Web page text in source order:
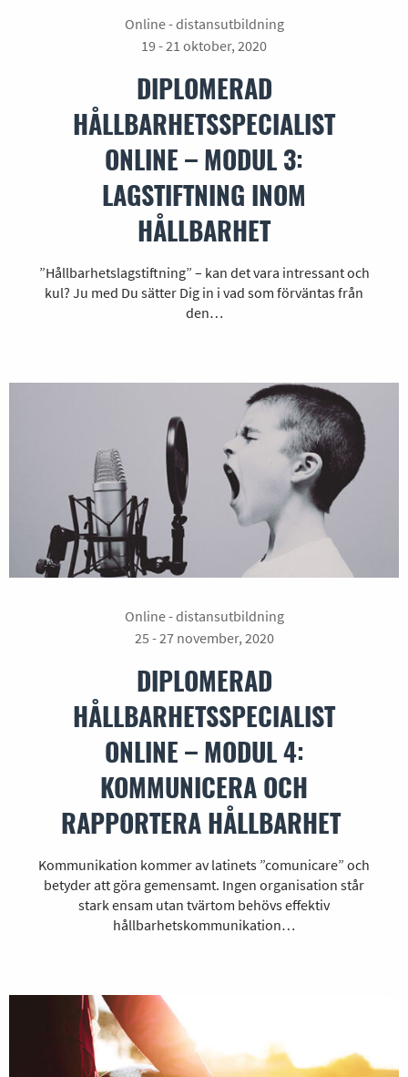
Online - distansutbildning
19 - 21 oktober, 2020
DIPLOMERAD
HÅLLBARHETSSPECIALIST
ONLINE – MODUL 3:
LAGSTIFTNING INOM
HÅLLBARHET
”Hållbarhetslagstiftning” – kan det vara intressant och
kul? Ju med Du sätter Dig in i vad som förväntas från
den…
Online - distansutbildning
25 - 27 november, 2020
DIPLOMERAD
HÅLLBARHETSSPECIALIST
ONLINE – MODUL 4:
KOMMUNICERA OCH
RAPPORTERA HÅLLBARHET
Kommunikation kommer av latinets ”comunicare” och
betyder att göra gemensamt. Ingen organisation står
stark ensam utan tvärtom behövs effektiv
hållbarhetskommunikation…